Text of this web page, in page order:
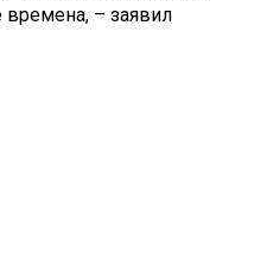
времена, – заявил